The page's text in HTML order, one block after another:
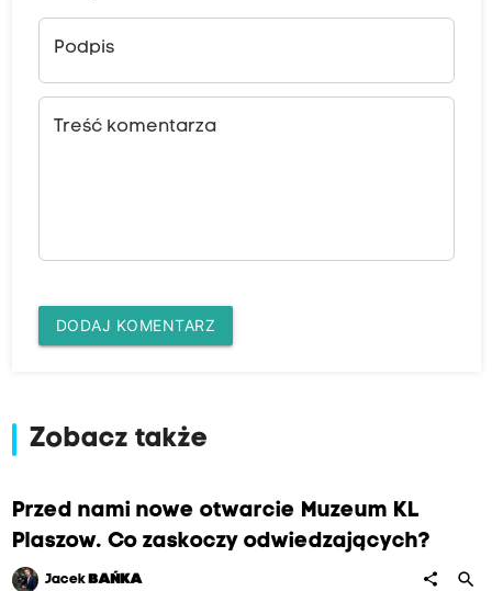
Podpis
Treść komentarza
DODAJ KOMENTARZ
Zobacz także
Przed nami nowe otwarcie Muzeum KL
Plaszow. Co zaskoczy odwiedzających?
Jacek BAŃKA share search